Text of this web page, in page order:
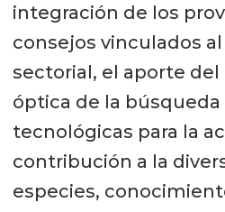
integración de los
consejos vinculados
sectorial, el aporte del
óptica de la
tecnológicas para la
contribución a la
especies,